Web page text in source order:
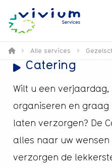
> Alle services >
Catering
Wilt u een
organiseren en
laten verzorgen? De
alles naar uw wensen
verzorgen de